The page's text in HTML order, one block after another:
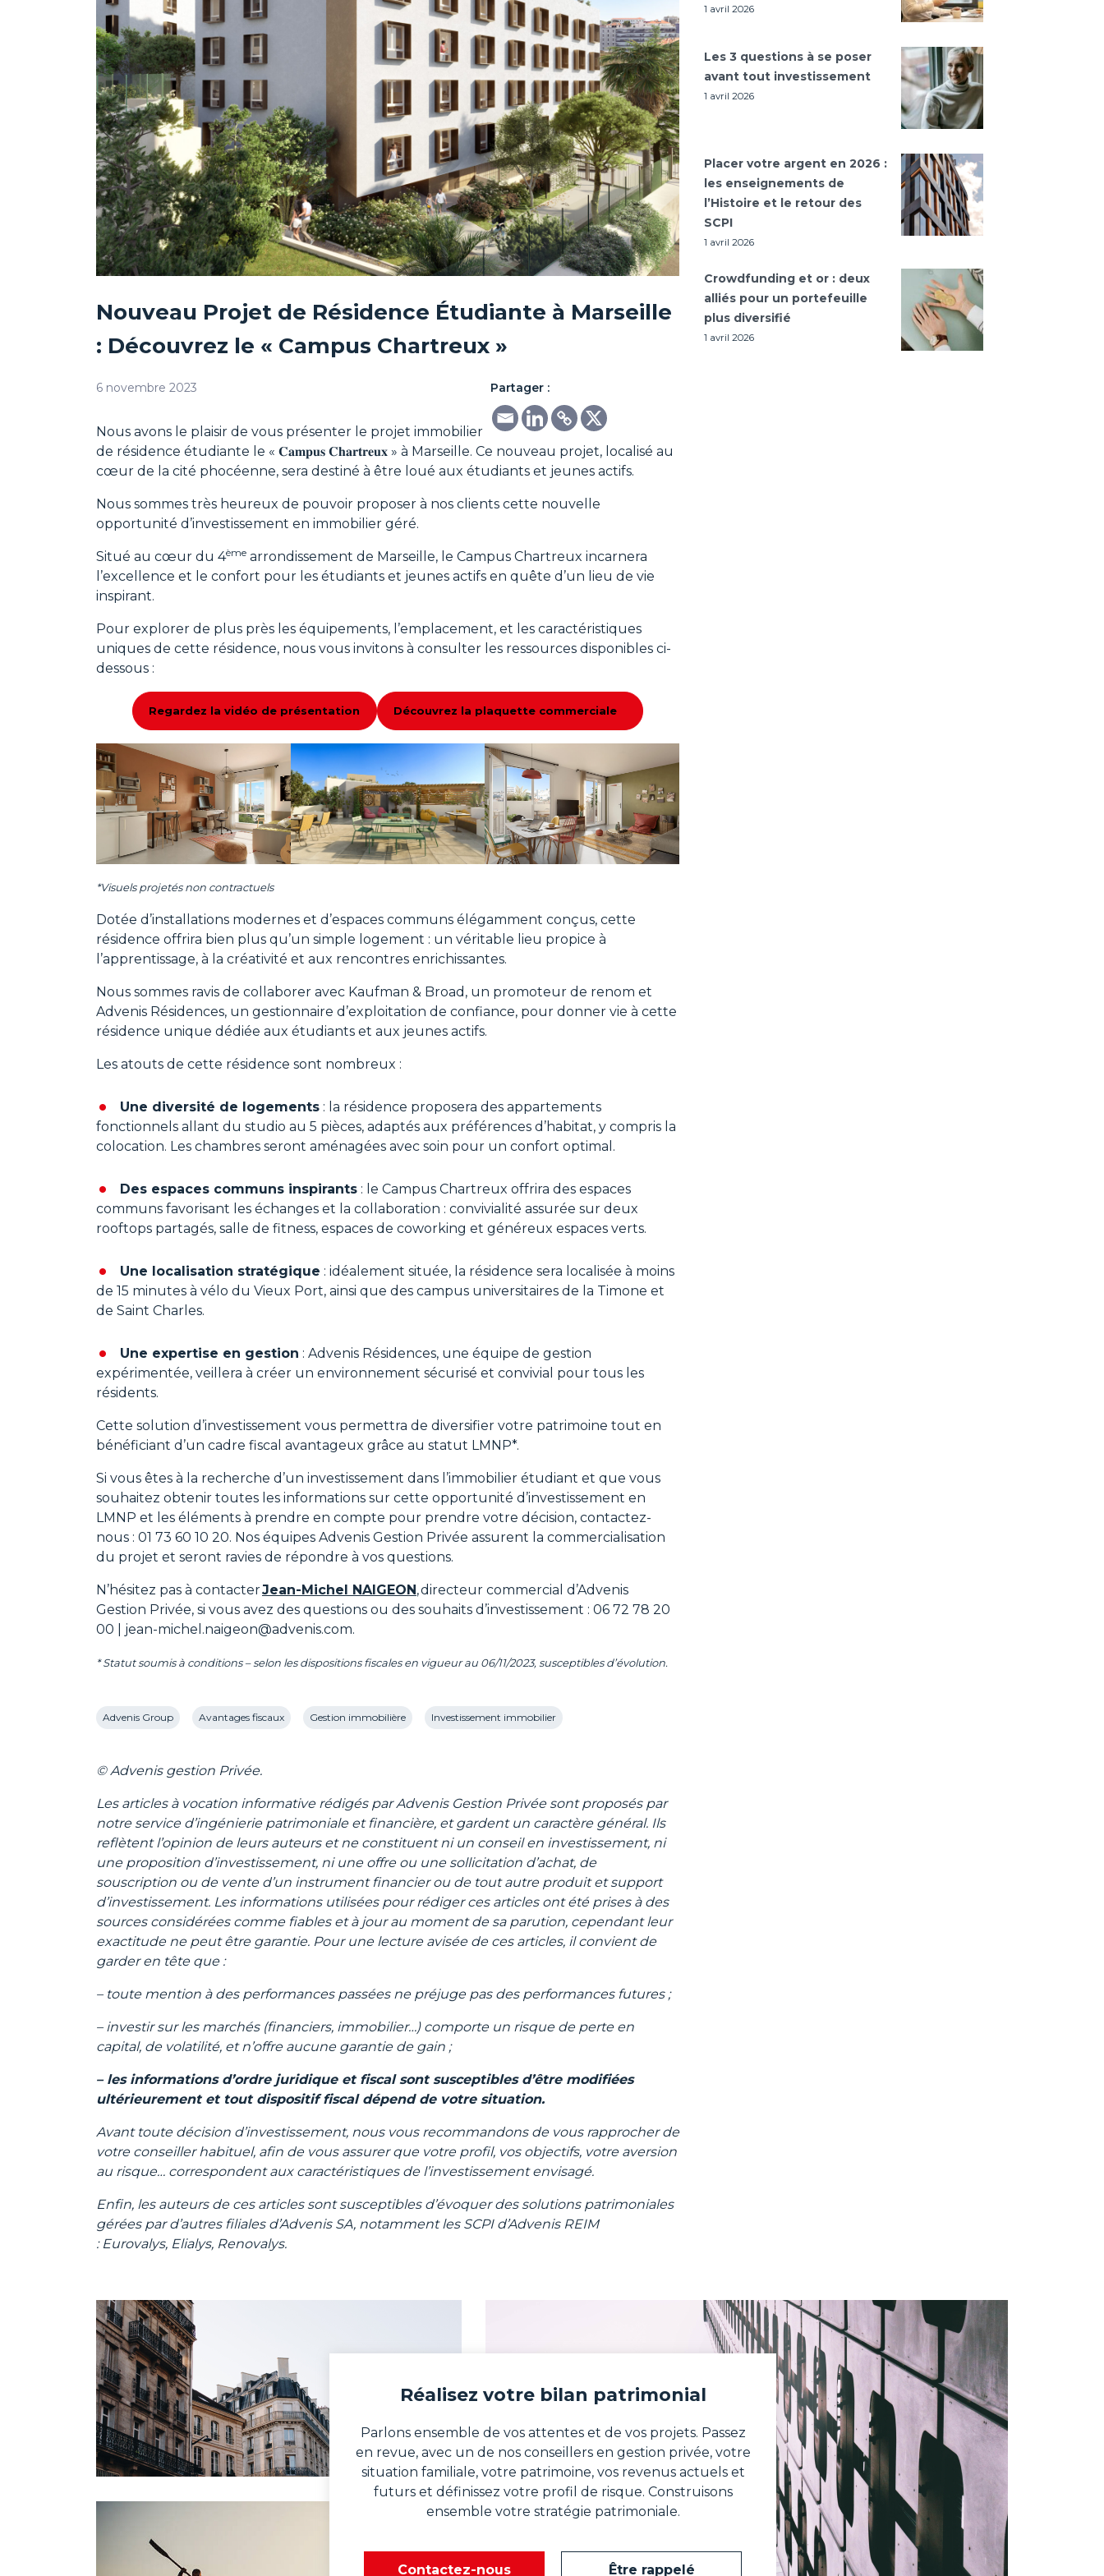
Nouveau Projet de Résidence Étudiante à Marseille
: Découvrez le « Campus Chartreux »
6 novembre 2023 Partager :
Nous avons le plaisir de vous présenter le projet immobilier
de résidence étudiante le « 𝐂𝐚𝐦𝐩𝐮𝐬 𝐂𝐡𝐚𝐫𝐭𝐫𝐞𝐮𝐱 » à Marseille. Ce nouveau projet, localisé au
cœur de la cité phocéenne, sera destiné à être loué aux étudiants et jeunes actifs.
Nous sommes très heureux de pouvoir proposer à nos clients cette nouvelle
opportunité d’investissement en immobilier géré.
Situé au cœur du 4ème arrondissement de Marseille, le Campus Chartreux incarnera
l’excellence et le confort pour les étudiants et jeunes actifs en quête d’un lieu de vie
inspirant.
Pour explorer de plus près les équipements, l’emplacement, et les caractéristiques
uniques de cette résidence, nous vous invitons à consulter les ressources disponibles ci-
dessous :
Regardez la vidéo de présentation Découvrez la plaquette commerciale
*Visuels projetés non contractuels
Dotée d’installations modernes et d’espaces communs élégamment conçus, cette
résidence offrira bien plus qu’un simple logement : un véritable lieu propice à
l’apprentissage, à la créativité et aux rencontres enrichissantes.
Nous sommes ravis de collaborer avec Kaufman & Broad, un promoteur de renom et
Advenis Résidences, un gestionnaire d’exploitation de confiance, pour donner vie à cette
résidence unique dédiée aux étudiants et aux jeunes actifs.
Les atouts de cette résidence sont nombreux :
Une diversité de logements : la résidence proposera des appartements
fonctionnels allant du studio au 5 pièces, adaptés aux préférences d’habitat, y compris la
colocation. Les chambres seront aménagées avec soin pour un confort optimal.
Des espaces communs inspirants : le Campus Chartreux offrira des espaces
communs favorisant les échanges et la collaboration : convivialité assurée sur deux
rooftops partagés, salle de fitness, espaces de coworking et généreux espaces verts.
Une localisation stratégique : idéalement située, la résidence sera localisée à moins
de 15 minutes à vélo du Vieux Port, ainsi que des campus universitaires de la Timone et
de Saint Charles.
Une expertise en gestion : Advenis Résidences, une équipe de gestion
expérimentée, veillera à créer un environnement sécurisé et convivial pour tous les
résidents.
Cette solution d’investissement vous permettra de diversifier votre patrimoine tout en
bénéficiant d’un cadre fiscal avantageux grâce au statut LMNP*.
Si vous êtes à la recherche d’un investissement dans l’immobilier étudiant et que vous
souhaitez obtenir toutes les informations sur cette opportunité d’investissement en
LMNP et les éléments à prendre en compte pour prendre votre décision, contactez-
nous : 01 73 60 10 20. Nos équipes Advenis Gestion Privée assurent la commercialisation
du projet et seront ravies de répondre à vos questions.
N’hésitez pas à contacterJean-Michel NAIGEON, directeur commercial d’Advenis
Gestion Privée, si vous avez des questions ou des souhaits d’investissement : 06 72 78 20
00 | jean-michel.naigeon@advenis.com.
* Statut soumis à conditions – selon les dispositions fiscales en vigueur au 06/11/2023, susceptibles d’évolution.
Advenis Group Avantages fiscaux Gestion immobilière Investissement immobilier
© Advenis gestion Privée.
Les articles à vocation informative rédigés par Advenis Gestion Privée sont proposés par
notre service d’ingénierie patrimoniale et financière, et gardent un caractère général. Ils
reflètent l’opinion de leurs auteurs et ne constituent ni un conseil en investissement, ni
une proposition d’investissement, ni une offre ou une sollicitation d’achat, de
souscription ou de vente d’un instrument financier ou de tout autre produit et support
d’investissement. Les informations utilisées pour rédiger ces articles ont été prises à des
sources considérées comme fiables et à jour au moment de sa parution, cependant leur
exactitude ne peut être garantie. Pour une lecture avisée de ces articles, il convient de
garder en tête que :
– toute mention à des performances passées ne préjuge pas des performances futures ;
– investir sur les marchés (financiers, immobilier…) comporte un risque de perte en
capital, de volatilité, et n’offre aucune garantie de gain ;
– les informations d’ordre juridique et fiscal sont susceptibles d’être modifiées
ultérieurement et tout dispositif fiscal dépend de votre situation.
Avant toute décision d’investissement, nous vous recommandons de vous rapprocher de
votre conseiller habituel, afin de vous assurer que votre profil, vos objectifs, votre aversion
au risque… correspondent aux caractéristiques de l’investissement envisagé.
Enfin, les auteurs de ces articles sont susceptibles d’évoquer des solutions patrimoniales
gérées par d’autres filiales d’Advenis SA, notamment les SCPI d’Advenis REIM
: Eurovalys, Elialys, Renovalys.
1 avril 2026
Les 3 questions à se poser
avant tout investissement
1 avril 2026
Placer votre argent en 2026 :
les enseignements de
l’Histoire et le retour des
SCPI
1 avril 2026
Crowdfunding et or : deux
alliés pour un portefeuille
plus diversifié
1 avril 2026
Réalisez votre bilan patrimonial
Parlons ensemble de vos attentes et de vos projets. Passez
en revue, avec un de nos conseillers en gestion privée, votre
situation familiale, votre patrimoine, vos revenus actuels et
futurs et définissez votre profil de risque. Construisons
ensemble votre stratégie patrimoniale.
Contactez-nous Être rappelé